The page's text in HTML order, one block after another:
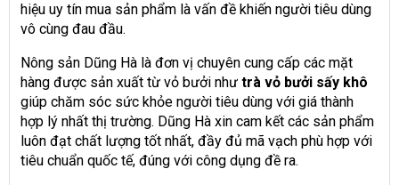
hiệu uy tín mua sản phẩm là vấn đề khiến người tiêu dùng
vô cùng đau đầu.
Nông sản Dũng Hà là đơn vị chuyên cung cấp các mặt
hàng được sản xuất từ vỏ bưởi như trà vỏ bưởi sấy khô
giúp chăm sóc sức khỏe người tiêu dùng với giá thành
hợp lý nhất thị trường. Dũng Hà xin cam kết các sản phẩm
luôn đạt chất lượng tốt nhất, đầy đủ mã vạch phù hợp với
tiêu chuẩn quốc tế, đúng với công dụng đề ra.